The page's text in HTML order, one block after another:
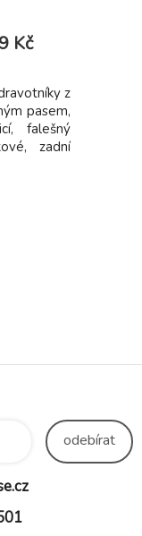
Kč
z
pasem,
falešný
zadní
odebírat